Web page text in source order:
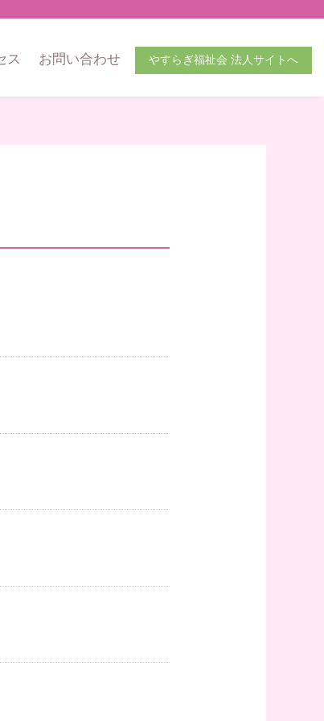
ス お問い合わせ やすらぎ福祉会 法人サイトへ